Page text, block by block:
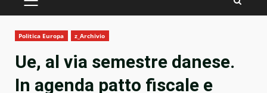
PRIMARY
Politica Europa z_Archivio
Ue, al via semestre danese.
In agenda patto fiscale e